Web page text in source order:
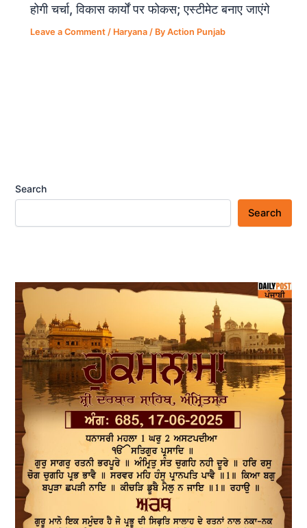
होगी चर्चा, विकास कार्यों पर फोकस; एस्टीमेट बनाए जाएंगे
Leave a Comment / Haryana / ByAction Punjab
Search
Search